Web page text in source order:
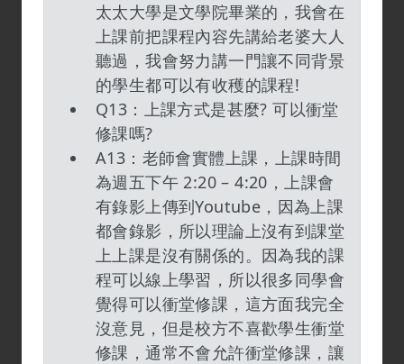
太太大學是文學院畢業的，我會在
上課前把課程內容先講給老婆大人
聽過，我會努力講一門讓不同背景
的學生都可以有收穫的課程!
Q13：上課方式是甚麼? 可以衝堂
修課嗎?
A13：老師會實體上課，上課時間
為週五下午 2:20 – 4:20，上課會
有錄影上傳到Youtube，因為上課
都會錄影，所以理論上沒有到課堂
上上課是沒有關係的。因為我的課
程可以線上學習，所以很多同學會
覺得可以衝堂修課，這方面我完全
沒意見，但是校方不喜歡學生衝堂
修課，通常不會允許衝堂修課，讓